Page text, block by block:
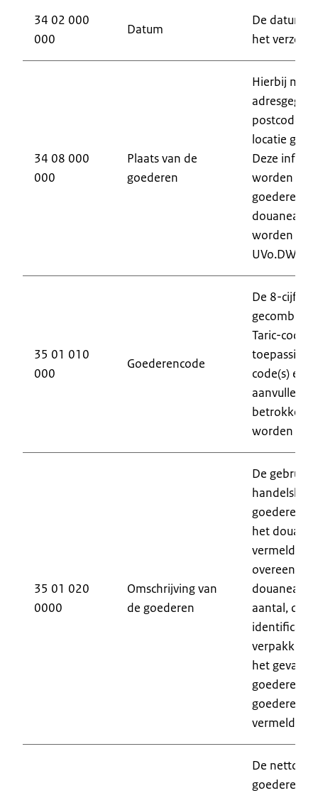
34 02 000
000
Datum
De datum
het
34 08 000
000
Plaats van de
goederen
Hierbij
postcode)
locatie
Deze
worden
goederen
worden
UVo.DWU).
35 01 010
000
Goederencode
De 8-
Taric-code
toepassing,
code(s) en
betrokken
worden
35 01 020
0000
Omschrijving van
de goederen
De
goederen
het
vermeld.
aantal, de
het geval
goederen
goederen
vermeld.
De
goederen